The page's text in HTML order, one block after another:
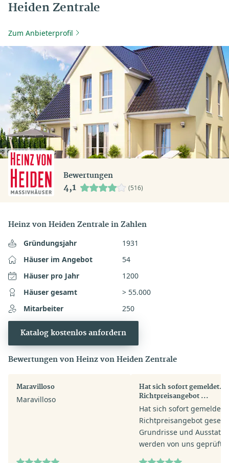
Heiden Zentrale
Zum Anbieterprofil
Bewertungen
4,1 (516)
Heinz von Heiden Zentrale in Zahlen
Gründungsjahr
1931
Häuser im Angebot
54
Häuser pro Jahr
1200
Häuser gesamt
> 55.000
Mitarbeiter
250
Katalog kostenlos anfordern
Bewertungen von Heinz von Heiden Zentrale
Maravilloso
Maravilloso
Hat sich sofort gemeldet.
Richtpreisangebot ...
Hat sich sofort gemeldet.
Richtpreisangebot
Grundrisse und
werden von uns geprüft.